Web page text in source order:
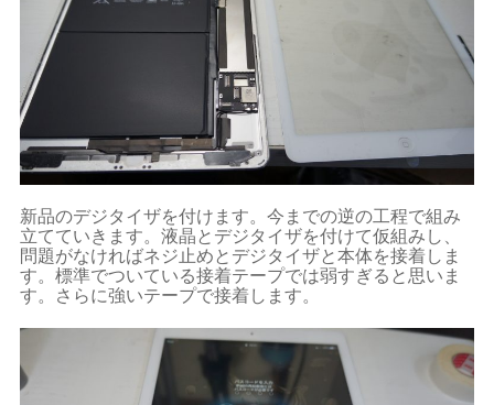
新品のデジタイザを付けます。今までの逆の工程で組み
立てていきます。液晶とデジタイザを付けて仮組みし、
問題がなければネジ止めとデジタイザと本体を接着しま
す。標準でついている接着テープでは弱すぎると思いま
す。さらに強いテープで接着します。